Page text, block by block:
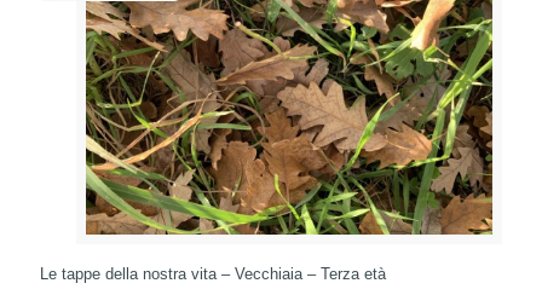
Le tappe della nostra vita – Vecchiaia – Terza età